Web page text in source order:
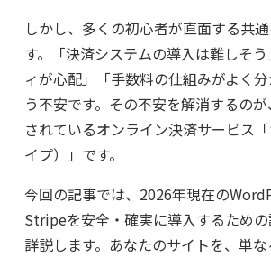
しかし、多くの初心者が直面する共
す。「決済システムの導入は難しそ
ィが心配」「手数料の仕組みがよく
う不安です。その不安を解消するの
されているオンライン決済サービス
イプ）」です。
今回の記事では、2026年現在の
Stripeを安全・確実に導入するため
詳説します。あなたのサイトを、単